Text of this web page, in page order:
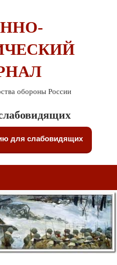
обороны России
для слабовидящих